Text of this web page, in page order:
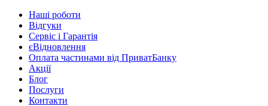
Наші роботи
Відгуки
Сервіс і Гарантія
єВідновлення
Оплата частинами від ПриватБанку
Акції
Блог
Послуги
Контакти